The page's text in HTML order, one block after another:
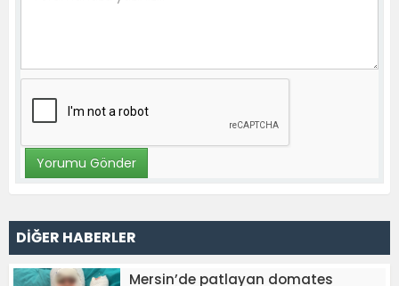
DİĞER HABERLER
Mersin’de patlayan domates